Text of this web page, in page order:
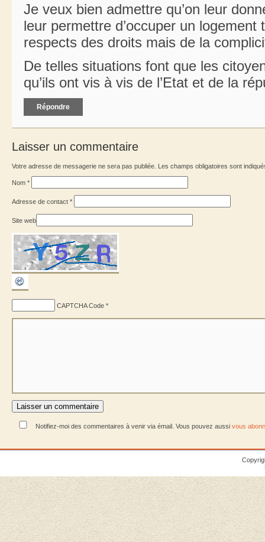
Je veux bien admettre qu’on leur
leur permettre d’occuper un
respects des droits mais de la
De telles situations font que les
qu’ils ont vis à vis de l’Etat et de la
Répondre
Laisser un commentaire
Votre adresse de messagerie ne sera pas publiée. Les champs obligatoires sont
Nom *
Adresse de contact *
Site web
CAPTCHA Code *
Notifiez-moi des commentaires à venir via émail. Vous pouvez aussi vous